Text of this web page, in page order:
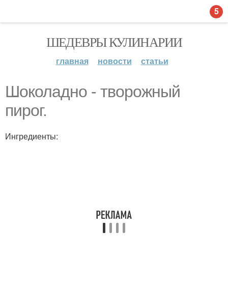
ШЕДЕВРЫ КУЛИНАРИИ
главная новости статьи
Шоколадно - творожный
пирог.
Ингредиенты:
5